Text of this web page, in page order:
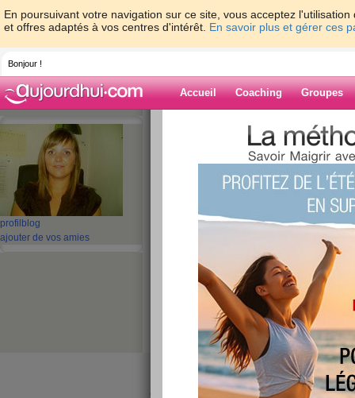
En poursuivant votre navigation sur ce site, vous acceptez
et offres adaptés à vos centres d'intérêt. En savoir plus et gérer ces
Bonjour !
Accueil Coaching Groupes
profil blog
ajouter de vos amies
> oriannetrezeguet
Blog de
« Manger c'est
creuser.
publié le 31/01/2012 à 09:43
L'opération « Manger c'est agir »
choix alimentaire exercé
majeur dans la lutte contre le
Prenant en compte tout le cycle
jusqu'à l'assiette du